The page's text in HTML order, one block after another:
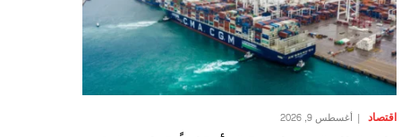
اقتصاد أغسطس 9, 2026